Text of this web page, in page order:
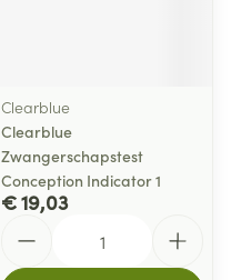
Clearblue
Clearblue
Zwangerschapstest
Conception Indicator 1
€ 19,03